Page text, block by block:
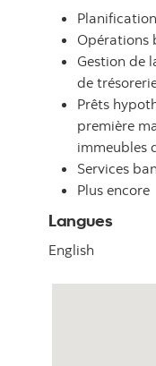
Opérations
Gestion de
de
Prêts
première
immeubles
Services
Plus encore
Langues
English